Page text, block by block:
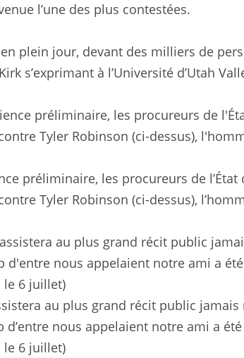
l’une des plus contestées.
plein jour, devant des milliers de
s’exprimant à l’Université d’Utah
préliminaire, les procureurs de l’État
Tyler Robinson (ci-dessus),
au plus grand récit public
d’entre nous appelaient notre ami a
le 6 juillet)